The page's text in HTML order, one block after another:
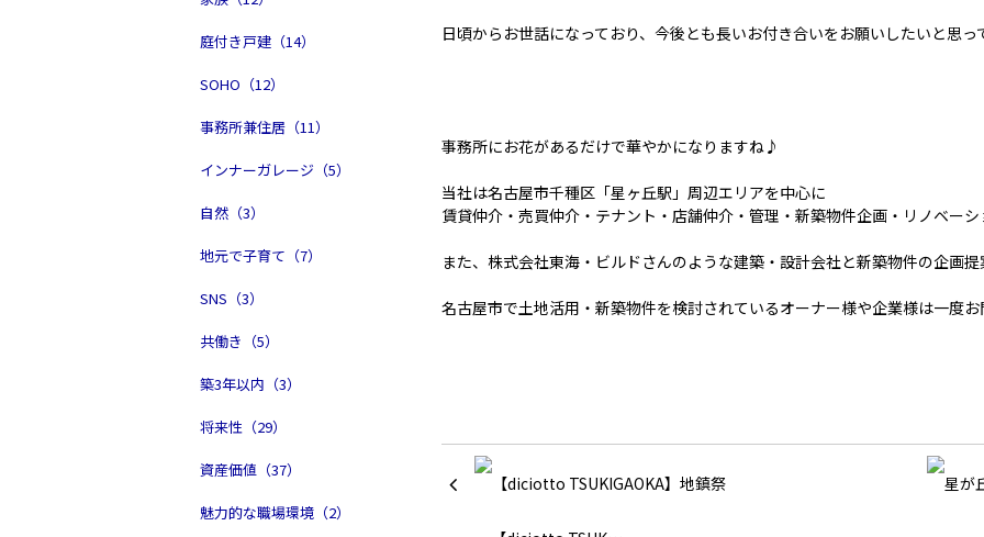
庭付き戸建（14）
SOHO（12）
事務所兼住居（11）
インナーガレージ（5）
自然（3）
地元で子育て（7）
SNS（3）
共働き（5）
築3年以内（3）
将来性（29）
資産価値（37）
魅力的な職場環境（2）
日頃からお世話になっており、今後とも長いお付き合いをお願いしたいと思っ
事務所にお花があるだけで華やかになりますね♪
当社は名古屋市千種区「星ヶ丘駅」周辺エリアを中心に
賃貸仲介・売買仲介・テナント・店舗仲介・管理・新築物件企画・リノベー
また、株式会社東海・ビルドさんのような建築・設計会社と新築物件の企画提
名古屋市で土地活用・新築物件を検討されているオーナー様や企業様は一度お